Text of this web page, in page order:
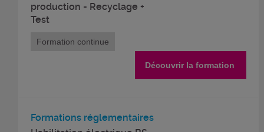
production - Recyclage +
Test
Formation continue
Découvrir la formation
Formations réglementaires